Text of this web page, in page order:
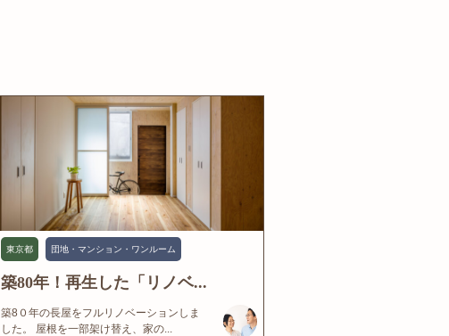
東京都 団地・マンション・ワンルーム
築80年！再生した「リノベ...
築8０年の長屋をフルリノベーションしま
した。 屋根を一部架け替え、家の...